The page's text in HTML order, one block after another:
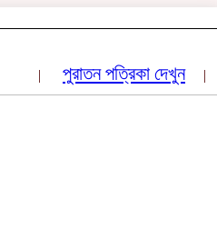
পুরাতন পত্রিকা দেখুন